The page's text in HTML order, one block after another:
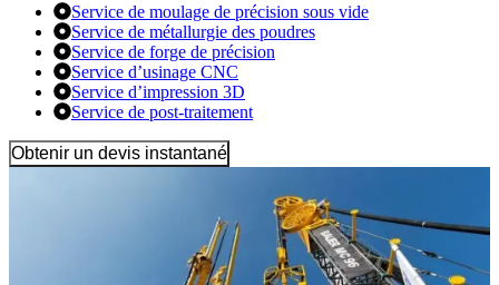
Service de moulage de précision sous vide
Service de métallurgie des poudres
Service de forge de précision
Service d’usinage CNC
Service d’impression 3D
Service de post-traitement
Obtenir un devis instantané